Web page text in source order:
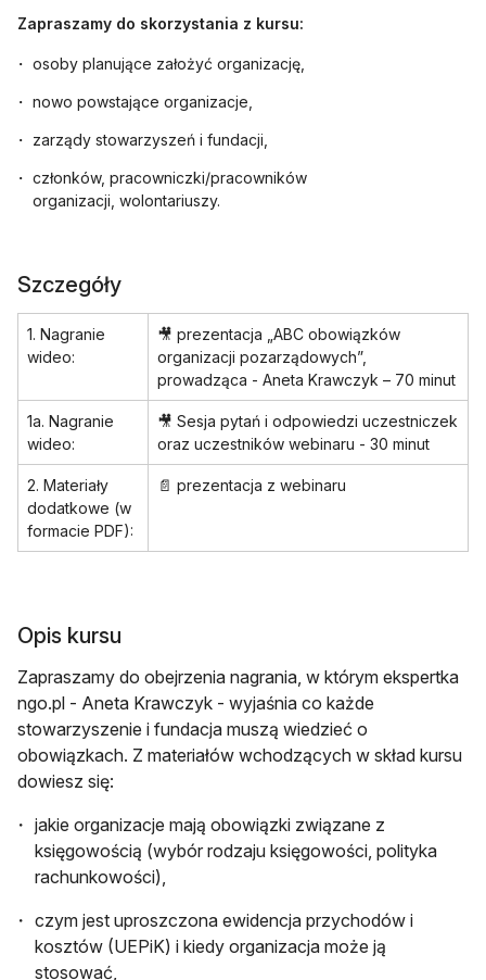
Zapraszamy do skorzystania z kursu:
osoby planujące założyć organizację,
nowo powstające organizacje,
zarządy stowarzyszeń i fundacji,
członków, pracowniczki/pracowników
organizacji, wolontariuszy.
Szczegóły
1. Nagranie
wideo:
🎥 prezentacja „ABC obowiązków
organizacji pozarządowych”,
prowadząca - Aneta Krawczyk – 70 minut
1a. Nagranie
wideo:
🎥 Sesja pytań i odpowiedzi uczestniczek
oraz uczestników webinaru - 30 minut
2. Materiały
dodatkowe (w
formacie PDF):
📄 prezentacja z webinaru
Opis kursu
Zapraszamy do obejrzenia nagrania, w którym ekspertka
ngo.pl - Aneta Krawczyk - wyjaśnia co każde
stowarzyszenie i fundacja muszą wiedzieć o
obowiązkach. Z materiałów wchodzących w skład kursu
dowiesz się:
jakie organizacje mają obowiązki związane z
księgowością (wybór rodzaju księgowości, polityka
rachunkowości),
czym jest uproszczona ewidencja przychodów i
kosztów (UEPiK) i kiedy organizacja może ją
stosować,